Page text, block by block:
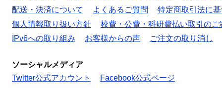
配送・決済について
よくあるご質問
特定商取引法に
個人情報取り扱い方針
校費・公費・科研費払い取引のご
IPv6への取り組み
お客様からの声 ご注文の取り消し
ソーシャルメディア
Twitter公式アカウント
Facebook公式ページ